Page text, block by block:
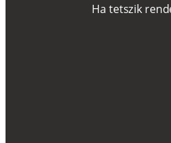
Ha tetszik rend